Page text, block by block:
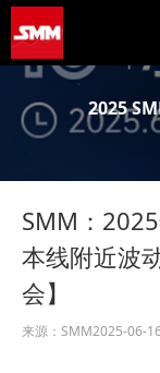
2026 SMM锌
寻锌行业破
美国拟投30
2025
SMM：
本线附近波
会】
来源： SMM2025-06-